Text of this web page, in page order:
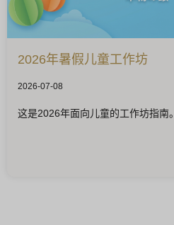
2026年暑假儿童工作坊
2026-07-08
这是2026年面向儿童的工作坊指南。